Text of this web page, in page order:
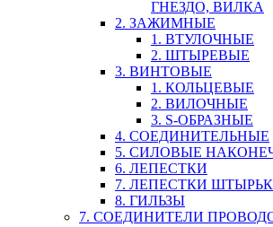
ГНЕЗДО, ВИЛКА
2. ЗАЖИМНЫЕ
1. ВТУЛОЧНЫЕ
2. ШТЫРЕВЫЕ
3. ВИНТОВЫЕ
1. КОЛЬЦЕВЫЕ
2. ВИЛОЧНЫЕ
3. S-ОБРАЗНЫЕ
4. СОЕДИНИТЕЛЬНЫЕ
5. СИЛОВЫЕ
6. ЛЕПЕСТКИ
7. ЛЕПЕСТКИ
8. ГИЛЬЗЫ
7. СОЕДИНИТЕЛИ